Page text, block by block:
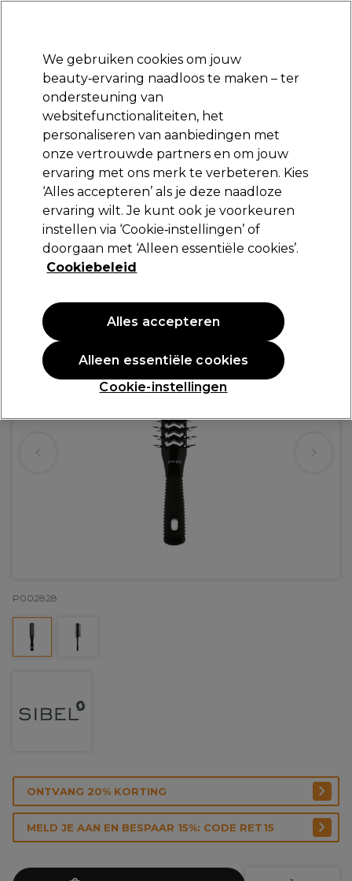
Aanmelden
Merken Deals Haar Elektra
Volgende dag geleverd*
Na verzending, maandag t/m vrijdag
Sibel Antistatische Tunnelborstel 400 Zwart
3,35 €4,19 €
PROMOTIE
P002828
ONTVANG 20% KORTING
MELD JE AAN EN BESPAAR 15%: CODE RET15
We gebruiken cookies om jouw
beauty‑ervaring naadloos te maken – ter
ondersteuning van
websitefunctionaliteiten, het
personaliseren van aanbiedingen met
onze vertrouwde partners en om jouw
ervaring met ons merk te verbeteren. Kies
‘Alles accepteren’ als je deze naadloze
ervaring wilt. Je kunt ook je voorkeuren
instellen via ‘Cookie‑instellingen’ of
doorgaan met ‘Alleen essentiële cookies’.
Cookiebeleid
Cookie-instellingen
Alleen essentiële cookies
Alles accepteren